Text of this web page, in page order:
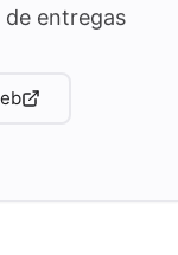
entregas